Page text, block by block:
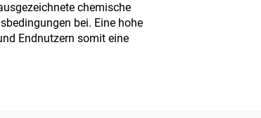
chemische
bei. Eine hohe
Endnutzern somit eine